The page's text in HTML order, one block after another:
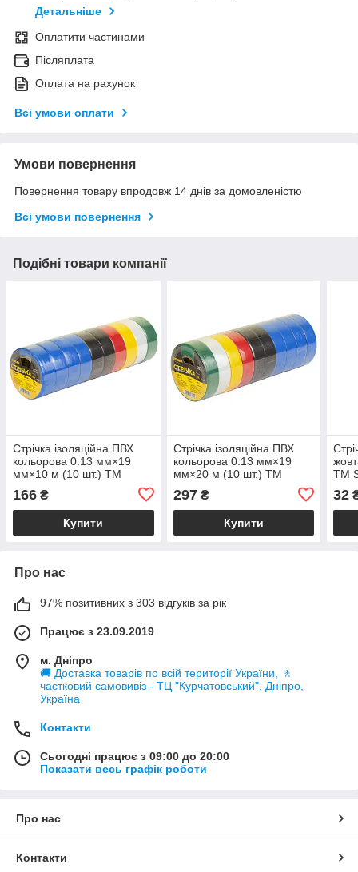
Детальніше
Оплатити частинами
Післяплата
Оплата на рахунок
Всі умови оплати
Умови повернення
Повернення товару впродовж 14 днів за домовленістю
Всі умови повернення
Подібні товари компанії
Стрічка ізоляційна ПВХ
кольорова 0.13 мм×19
мм×10 м (10 шт.) ТМ
166 ₴
Купити
Стрічка ізоляційна ПВХ
кольорова 0.13 мм×19
мм×20 м (10 шт.) ТМ
297₴
Купити
ТМ
32
Про нас
97% позитивних з 303 відгуків за рік
Працює з 23.09.2019
м. Дніпро
🚚 Доставка товарів по всій території України, 🚶
частковий самовивіз - ТЦ "Курчатовський", Дніпро,
Україна
Контакти
Сьогодні працює з 09:00 до 20:00
Показати весь графік роботи
Про нас
Контакти